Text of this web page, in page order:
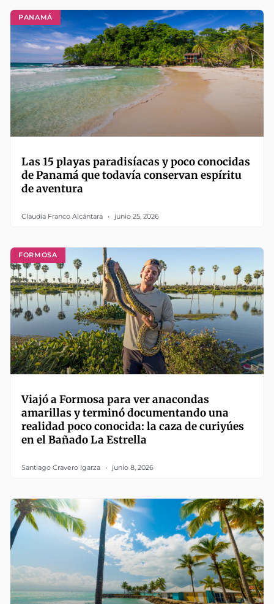
PANAMÁ
Las 15 playas paradisíacas y poco conocidas
de Panamá que todavía conservan espíritu
de aventura
Claudia Franco Alcántara junio 25, 2026
FORMOSA
Viajó a Formosa para ver anacondas
amarillas y terminó documentando una
realidad poco conocida: la caza de curiyúes
en el Bañado La Estrella
Santiago Cravero Igarza junio 8, 2026